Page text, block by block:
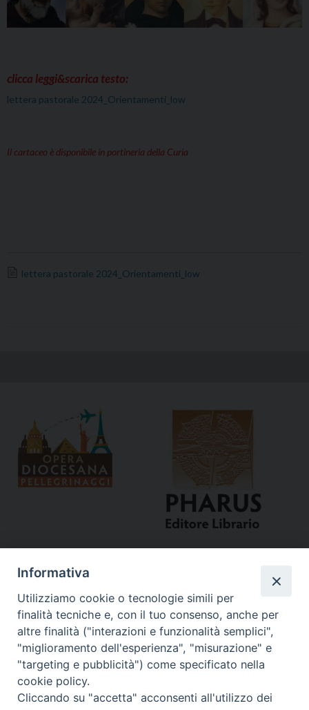
clicca leggi&scarica testo:
lettera pastorale 2024_Orientamenti_low
Il cartaceo è disponibile in portineria della Curia
lettera pastorale 2024_Orientamenti_low
Curia
Via del Seminario, 61 - 57122 Livorno LI
Informativa
Utilizziamo cookie o tecnologie simili per
finalità tecniche e, con il tuo consenso, anche per
altre finalità ("interazioni e funzionalità semplici",
"miglioramento dell'esperienza", "misurazione" e
"targeting e pubblicità") come specificato nella
cookie policy.
Cliccando su "accetta" acconsenti all'utilizzo dei